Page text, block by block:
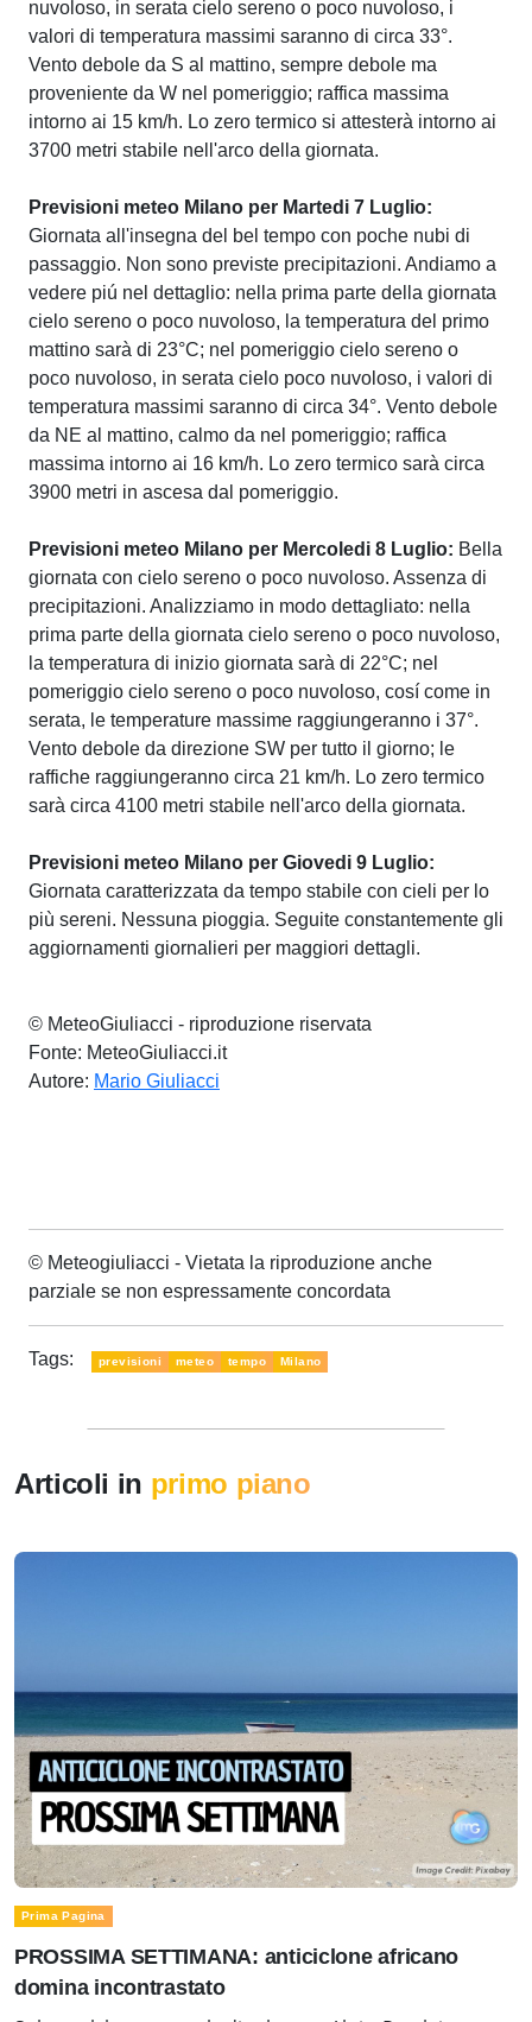
nuvoloso, in serata cielo sereno o poco nuvoloso, i
valori di temperatura massimi saranno di circa 33°.
Vento debole da S al mattino, sempre debole ma
proveniente da W nel pomeriggio; raffica massima
intorno ai 15 km/h. Lo zero termico si attesterà intorno ai
3700 metri stabile nell'arco della giornata.
Previsioni meteo Milano per Martedi 7 Luglio:
Giornata all'insegna del bel tempo con poche nubi di
passaggio. Non sono previste precipitazioni. Andiamo a
vedere piú nel dettaglio: nella prima parte della giornata
cielo sereno o poco nuvoloso, la temperatura del primo
mattino sarà di 23°C; nel pomeriggio cielo sereno o
poco nuvoloso, in serata cielo poco nuvoloso, i valori di
temperatura massimi saranno di circa 34°. Vento debole
da NE al mattino, calmo da nel pomeriggio; raffica
massima intorno ai 16 km/h. Lo zero termico sarà circa
3900 metri in ascesa dal pomeriggio.
Previsioni meteo Milano per Mercoledi 8 Luglio: Bella
giornata con cielo sereno o poco nuvoloso. Assenza di
precipitazioni. Analizziamo in modo dettagliato: nella
prima parte della giornata cielo sereno o poco nuvoloso,
la temperatura di inizio giornata sarà di 22°C; nel
pomeriggio cielo sereno o poco nuvoloso, cosí come in
serata, le temperature massime raggiungeranno i 37°.
Vento debole da direzione SW per tutto il giorno; le
raffiche raggiungeranno circa 21 km/h. Lo zero termico
sarà circa 4100 metri stabile nell'arco della giornata.
Previsioni meteo Milano per Giovedi 9 Luglio:
Giornata caratterizzata da tempo stabile con cieli per lo
più sereni. Nessuna pioggia. Seguite constantemente gli
aggiornamenti giornalieri per maggiori dettagli.
© MeteoGiuliacci - riproduzione riservata
Fonte: MeteoGiuliacci.it
Autore: Mario Giuliacci
© Meteogiuliacci - Vietata la riproduzione anche
parziale se non espressamente concordata
Tags: previsioni meteo tempo Milano
Articoli in primo piano
Prima Pagina
PROSSIMA SETTIMANA: anticiclone africano
domina incontrastato